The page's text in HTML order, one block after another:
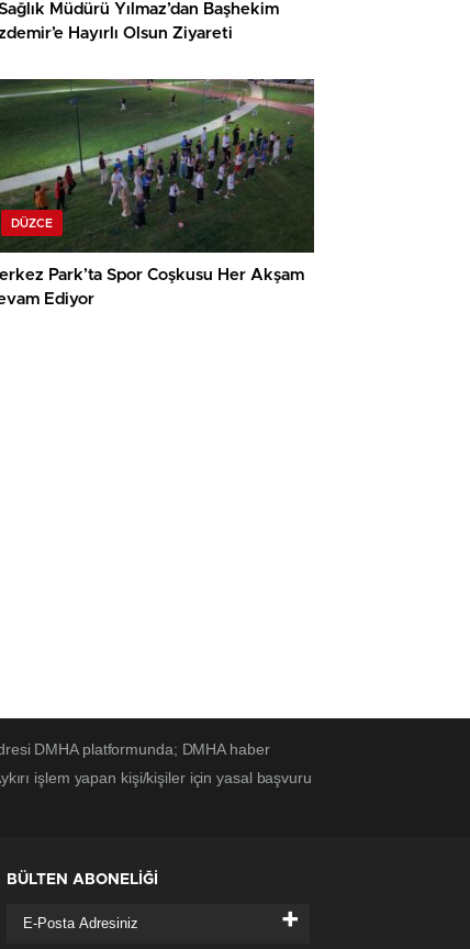
Sağlık Müdürü Yılmaz’dan Başhekim
Hayırlı Olsun Ziyareti
DÜZCE
Park’ta Spor Coşkusu Her Akşam
Ediyor
DMHA platformunda; DMHA haber
işlem yapan kişi/kişiler için yasal başvuru
BÜLTEN ABONELİĞİ
+